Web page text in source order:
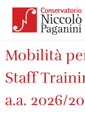
contenuto
Mobilità
Staff
a.a. 2026/